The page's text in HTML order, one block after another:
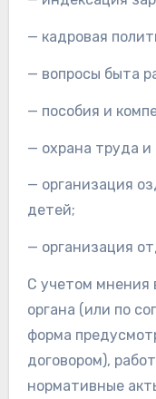
— кадровая
— вопросы быта
— пособия и
— охрана труда и
— организация
детей;
— организация
С учетом мнения
органа (или по
форма
договором),
нормативные